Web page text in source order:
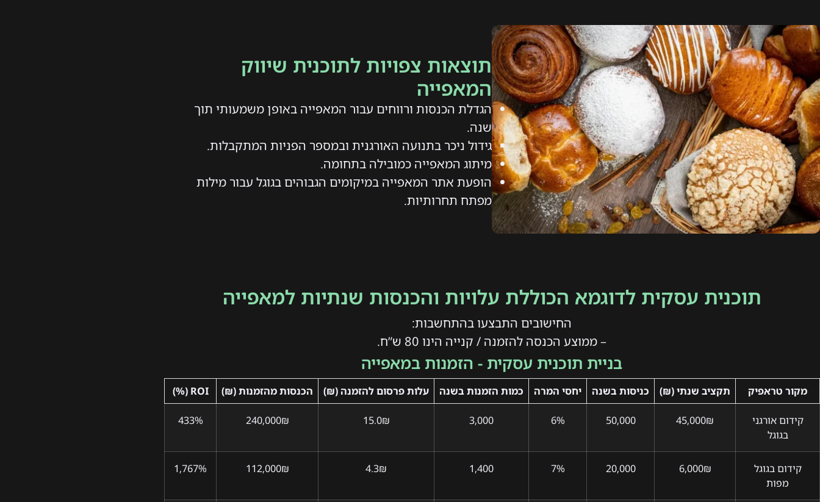
תוצאות צפויות לתוכנית שיווק
המאפייה
הגדלת הכנסות ורווחים עבור המאפייה באופן משמעותי תוך
שנה.
גידול ניכר בתנועה האורגנית ובמספר הפניות המתקבלות.
מיתוג המאפייה כמובילה בתחומה.
הופעת אתר המאפייה במיקומים הגבוהים בגוגל עבור מילות
מפתח תחרותיות.
תוכנית עסקית לדוגמא הכוללת עלויות והכנסות שנתיות למאפייה
החישובים התבצעו בהתחשבות:
– ממוצע הכנסה להזמנה / קנייה הינו 80 ש”ח.
בניית תוכנית עסקית - הזמנות במאפייה
מקור טראפיק תקציב שנתי (₪) כניסות בשנה יחסי המרה כמות הזמנות בשנה עלות פרסום להזמנה (₪) הכנסות מהזמנות (₪) ROI (%)
קידום אורגני
בגוגל
45,000₪
50,000
6%
3,000
15.0₪
240,000₪
433%
קידום בגוגל
מפות
6,000₪
20,000
7%
1,400
4.3₪
112,000₪
1,767%